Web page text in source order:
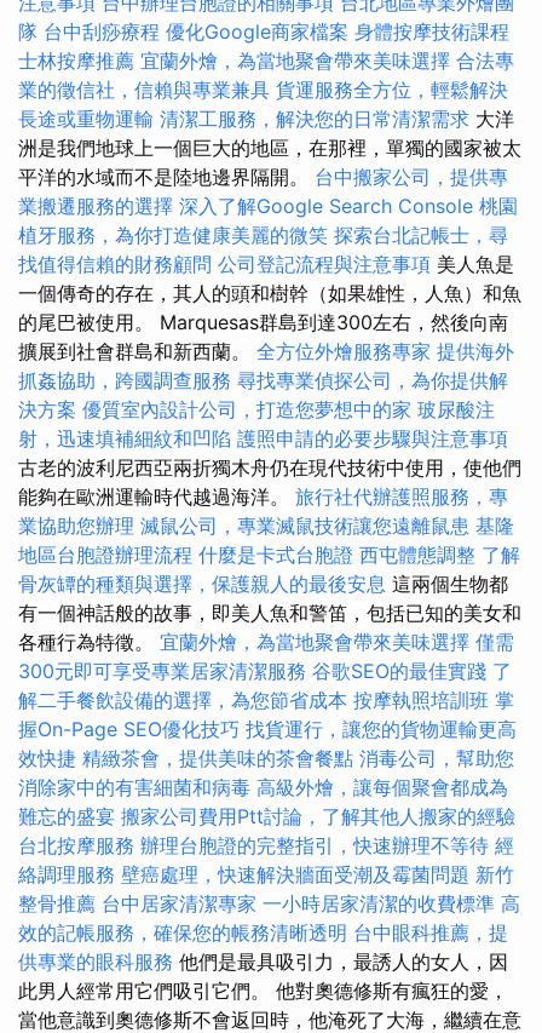
隊 台中刮痧療程 優化Google商家檔案 身體按摩技術課程
士林按摩推薦 宜蘭外燴，為當地聚會帶來美味選擇 合法專
業的徵信社，信賴與專業兼具 貨運服務全方位，輕鬆解決
長途或重物運輸 清潔工服務，解決您的日常清潔需求 大洋
洲是我們地球上一個巨大的地區，在那裡，單獨的國家被太
平洋的水域而不是陸地邊界隔開。 台中搬家公司，提供專
業搬遷服務的選擇 深入了解Google Search Console 桃園
植牙服務，為你打造健康美麗的微笑 探索台北記帳士，尋
找值得信賴的財務顧問 公司登記流程與注意事項 美人魚是
一個傳奇的存在，其人的頭和樹幹（如果雄性，人魚）和魚
的尾巴被使用。 Marquesas群島到達300左右，然後向南
擴展到社會群島和新西蘭。 全方位外燴服務專家 提供海外
抓姦協助，跨國調查服務 尋找專業偵探公司，為你提供解
決方案 優質室內設計公司，打造您夢想中的家 玻尿酸注
射，迅速填補細紋和凹陷 護照申請的必要步驟與注意事項
古老的波利尼西亞兩折獨木舟仍在現代技術中使用，使他們
能夠在歐洲運輸時代越過海洋。 旅行社代辦護照服務，專
業協助您辦理 滅鼠公司，專業滅鼠技術讓您遠離鼠患 基隆
地區台胞證辦理流程 什麼是卡式台胞證 西屯體態調整 了解
骨灰罈的種類與選擇，保護親人的最後安息 這兩個生物都
有一個神話般的故事，即美人魚和警笛，包括已知的美女和
各種行為特徵。 宜蘭外燴，為當地聚會帶來美味選擇 僅需
300元即可享受專業居家清潔服務 谷歌SEO的最佳實踐 了
解二手餐飲設備的選擇，為您節省成本 按摩執照培訓班 掌
握On-Page SEO優化技巧 找貨運行，讓您的貨物運輸更高
效快捷 精緻茶會，提供美味的茶會餐點 消毒公司，幫助您
消除家中的有害細菌和病毒 高級外燴，讓每個聚會都成為
難忘的盛宴 搬家公司費用Ptt討論，了解其他人搬家的經驗
台北按摩服務 辦理台胞證的完整指引，快速辦理不等待 經
絡調理服務 壁癌處理，快速解決牆面受潮及霉菌問題 新竹
整骨推薦 台中居家清潔專家 一小時居家清潔的收費標準 高
效的記帳服務，確保您的帳務清晰透明 台中眼科推薦，提
供專業的眼科服務 他們是最具吸引力，最誘人的女人，因
此男人經常用它們吸引它們。 他對奧德修斯有瘋狂的愛，
當他意識到奧德修斯不會返回時，他淹死了大海，繼續在意